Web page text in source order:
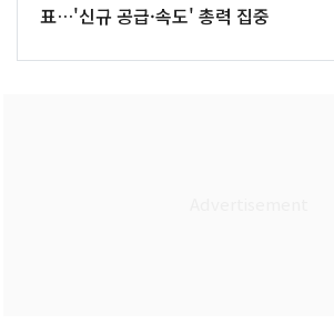
표…'신규 공급·속도' 총력 집중